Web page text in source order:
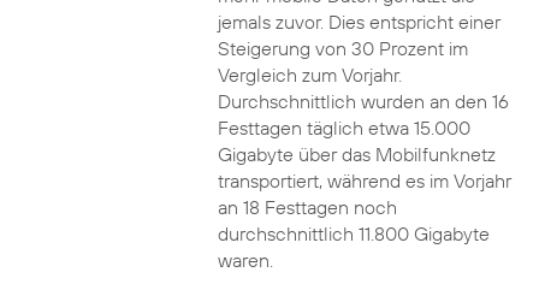
jemals zuvor. Dies entspricht einer
Steigerung von 30 Prozent im
Vergleich zum Vorjahr.
Durchschnittlich wurden an den 16
Festtagen täglich etwa 15.000
Gigabyte über das Mobilfunknetz
transportiert, während es im Vorjahr
an 18 Festtagen noch
durchschnittlich 11.800 Gigabyte
waren.